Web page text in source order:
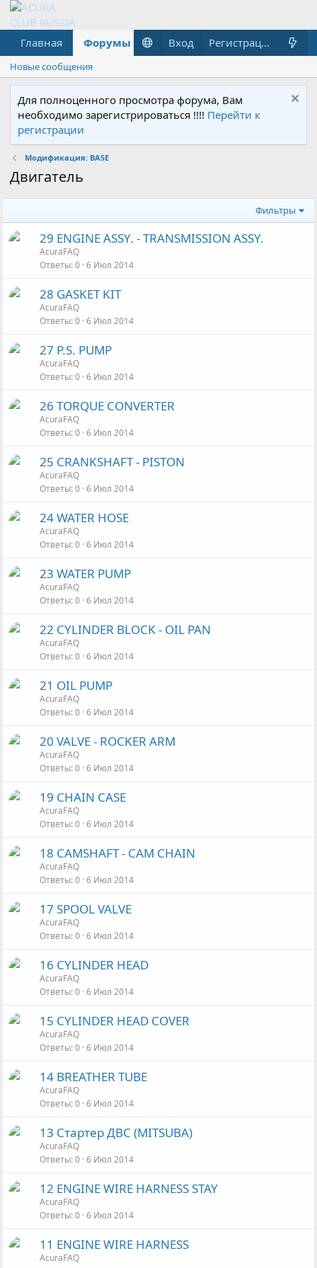
Главная Форумы Что нового? Гараж
Вход Регистрация
Новые сообщения
Для полноценного просмотра форума, Вам
необходимо зарегистрироваться !!!! Перейти к
регистрации
Модификация: BASE
Двигатель
Фильтры
29 ENGINE ASSY. - TRANSMISSION ASSY.
AcuraFAQ
Ответы 0 6 Июл 2014
28 GASKET KIT
AcuraFAQ
Ответы 0 6 Июл 2014
27 P.S. PUMP
AcuraFAQ
Ответы 0 6 Июл 2014
26 TORQUE CONVERTER
AcuraFAQ
Ответы 0 6 Июл 2014
25 CRANKSHAFT - PISTON
AcuraFAQ
Ответы 0 6 Июл 2014
24 WATER HOSE
AcuraFAQ
Ответы 0 6 Июл 2014
23 WATER PUMP
AcuraFAQ
Ответы 0 6 Июл 2014
22 CYLINDER BLOCK - OIL PAN
AcuraFAQ
Ответы 0 6 Июл 2014
21 OIL PUMP
AcuraFAQ
Ответы 0 6 Июл 2014
20 VALVE - ROCKER ARM
AcuraFAQ
Ответы 0 6 Июл 2014
19 CHAIN CASE
AcuraFAQ
Ответы 0 6 Июл 2014
18 CAMSHAFT - CAM CHAIN
AcuraFAQ
Ответы 0 6 Июл 2014
17 SPOOL VALVE
AcuraFAQ
Ответы 0 6 Июл 2014
16 CYLINDER HEAD
AcuraFAQ
Ответы 0 6 Июл 2014
15 CYLINDER HEAD COVER
AcuraFAQ
Ответы 0 6 Июл 2014
14 BREATHER TUBE
AcuraFAQ
Ответы 0 6 Июл 2014
13 Стартер ДВС (MITSUBA)
AcuraFAQ
Ответы 0 6 Июл 2014
12 ENGINE WIRE HARNESS STAY
AcuraFAQ
Ответы 0 6 Июл 2014
11 ENGINE WIRE HARNESS
AcuraFAQ